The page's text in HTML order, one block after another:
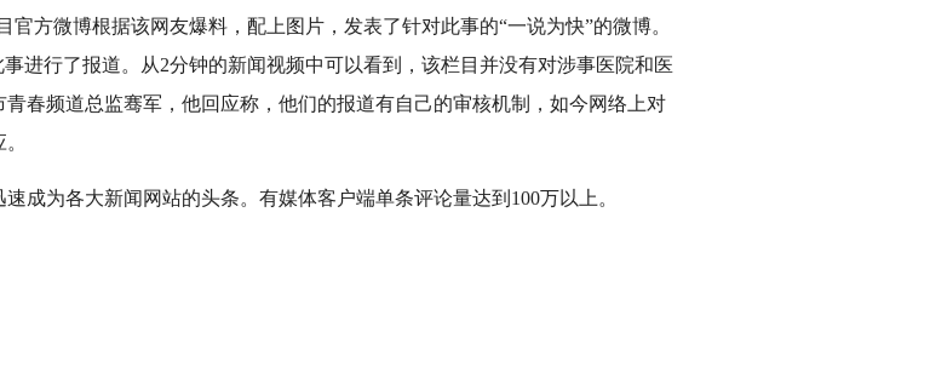
方微博根据该网友爆料，配上图片，发表了针对此事的“一说为快”的微博。
进行了报道。从2分钟的新闻视频中可以看到，该栏目并没有对涉事医院和医
春频道总监骞军，他回应称，他们的报道有自己的审核机制，如今网络上对
为各大新闻网站的头条。有媒体客户端单条评论量达到100万以上。